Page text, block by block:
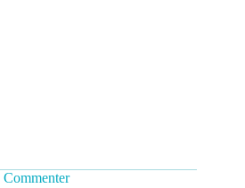
Commenter